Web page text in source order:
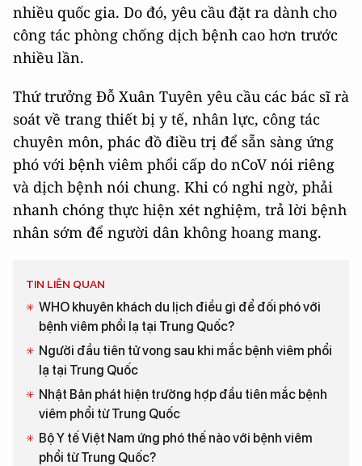
nhiều quốc gia. Do đó, yêu cầu đặt ra dành cho
công tác phòng chống dịch bệnh cao hơn trước
nhiều lần.
Thứ trưởng Đỗ Xuân Tuyên yêu cầu các bác sĩ rà
soát về trang thiết bị y tế, nhân lực, công tác
chuyên môn, phác đồ điều trị để sẵn sàng ứng
phó với bệnh viêm phổi cấp do nCoV nói riêng
và dịch bệnh nói chung. Khi có nghi ngờ, phải
nhanh chóng thực hiện xét nghiệm, trả lời bệnh
nhân sớm để người dân không hoang mang.
TIN LIÊN QUAN
WHO khuyên khách du lịch điều gì để đối phó với
bệnh viêm phổi lạ tại Trung Quốc?
Người đầu tiên tử vong sau khi mắc bệnh viêm phổi
lạ tại Trung Quốc
Nhật Bản phát hiện trường hợp đầu tiên mắc bệnh
viêm phổi từ Trung Quốc
Bộ Y tế Việt Nam ứng phó thế nào với bệnh viêm
phổi từ Trung Quốc?